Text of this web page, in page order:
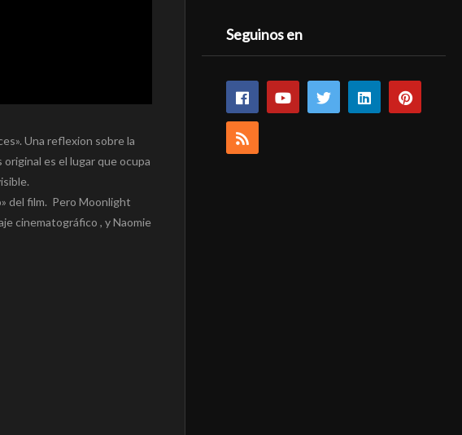
Una reflexion sobre la
es el lugar que ocupa
del film. Pero Moonlight
cinematográfico , y Naomie
Seguinos en